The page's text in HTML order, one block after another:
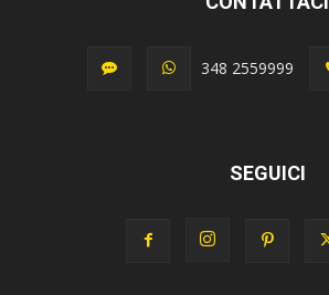
348 2559999
SEGUICI